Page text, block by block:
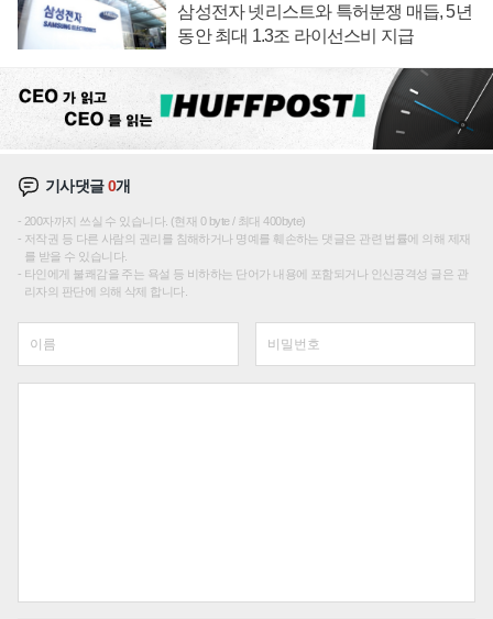
삼성전자 넷리스트와 특허분쟁 매듭, 5년
동안 최대 1.3조 라이선스비 지급
기사댓글0개
200자까지 쓰실 수 있습니다. (현재 0 byte / 최대 400byte)
저작권 등 다른 사람의 권리를 침해하거나 명예를 훼손하는 댓글은 관련 법률에 의해 제재
를 받을 수 있습니다.
타인에게 불쾌감을 주는 욕설 등 비하하는 단어가 내용에 포함되거나 인신공격성 글은 관
리자의 판단에 의해 삭제 합니다.